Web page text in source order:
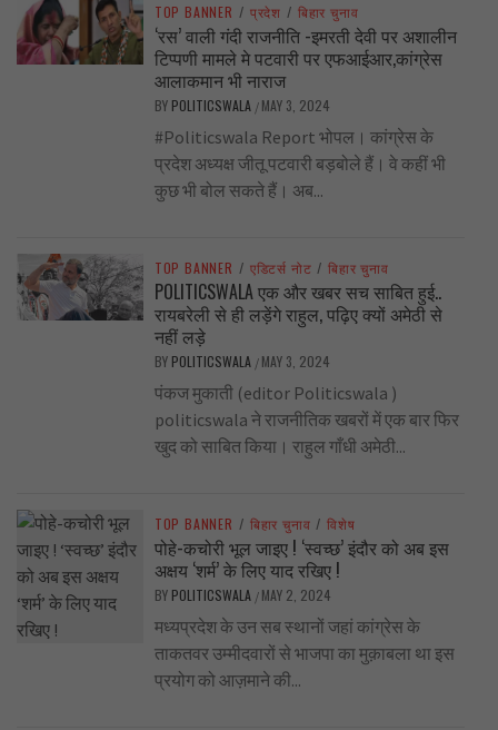
TOP BANNER / प्रदेश / बिहार चुनाव
‘रस’ वाली गंदी राजनीति -इमरती देवी पर अशालीन
टिप्पणी मामले मे पटवारी पर एफआईआर,कांग्रेस
आलाकमान भी नाराज
BY POLITICSWALA / MAY 3, 2024
#Politicswala Report भोपल। कांग्रेस के
प्रदेश अध्यक्ष जीतू पटवारी बड़बोले हैं। वे कहीं भी
कुछ भी बोल सकते हैं। अब...
TOP BANNER / एडिटर्स नोट / बिहार चुनाव
POLITICSWALA एक और खबर सच साबित हुई..
रायबरेली से ही लड़ेंगे राहुल, पढ़िए क्यों अमेठी से
नहीं लड़े
BY POLITICSWALA / MAY 3, 2024
पंकज मुकाती (editor Politicswala )
politicswala ने राजनीतिक खबरों में एक बार फिर
खुद को साबित किया। राहुल गाँधी अमेठी...
TOP BANNER / बिहार चुनाव / विशेष
पोहे-कचोरी भूल जाइए ! ‘स्वच्छ’ इंदौर को अब इस
अक्षय ‘शर्म’ के लिए याद रखिए !
BY POLITICSWALA / MAY 2, 2024
मध्यप्रदेश के उन सब स्थानों जहां कांग्रेस के
ताकतवर उम्मीदवारों से भाजपा का मुक़ाबला था इस
प्रयोग को आज़माने की...